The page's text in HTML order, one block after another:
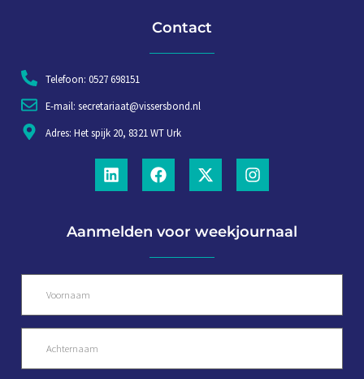
Contact
Telefoon: 0527 698151
E-mail: secretariaat@vissersbond.nl
Adres: Het spijk 20, 8321 WT Urk
Aanmelden voor weekjournaal